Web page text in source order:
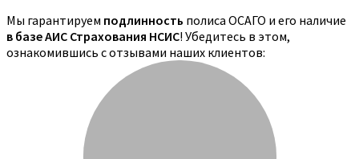
Мы гарантируем подлинность полиса ОСАГО и его наличие
в базе АИС Страхования НСИС! Убедитесь в этом,
ознакомившись с отзывами наших клиентов: